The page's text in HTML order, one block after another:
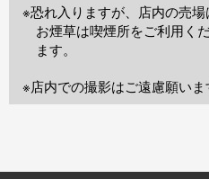
※恐れ入りますが、店内の売場
お煙草は喫煙所をご利用く
ます。
※店内での撮影はご遠慮願いま